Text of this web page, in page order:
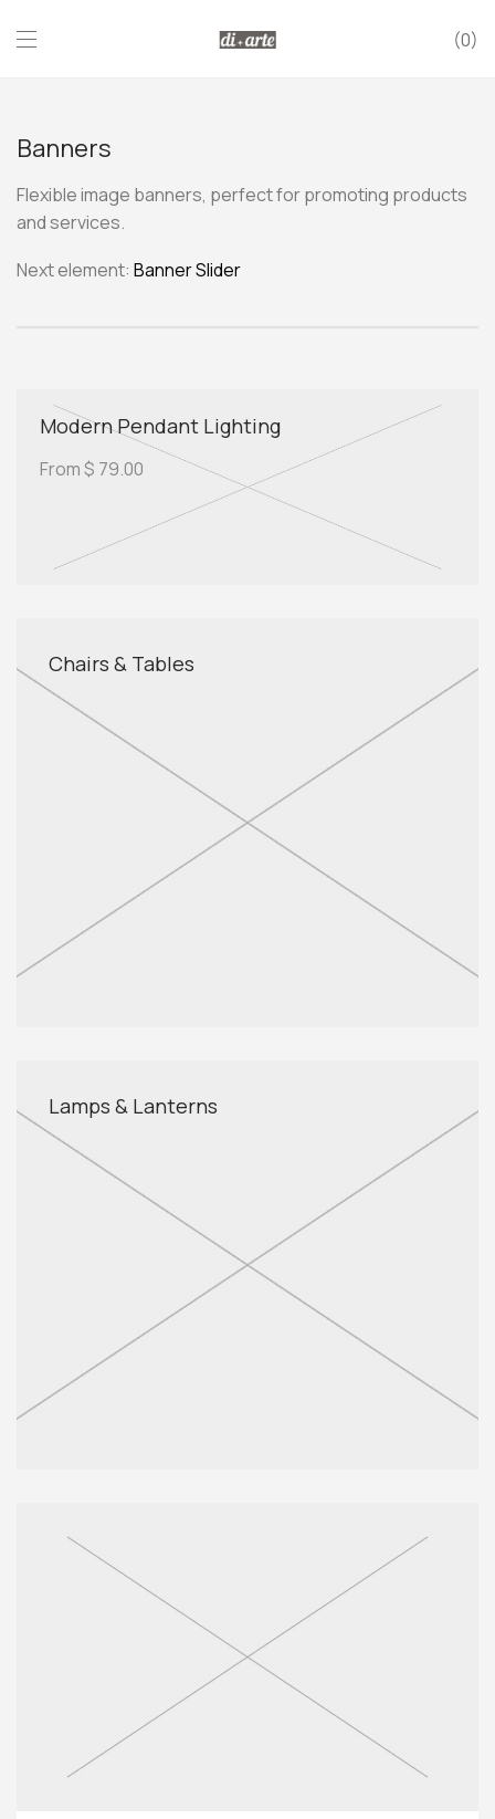
0
Banners
Flexible image banners, perfect for promoting products
and services.
Next element: Banner Slider
Modern Pendant Lighting
From $ 79.00
Chairs & Tables
Lamps & Lanterns